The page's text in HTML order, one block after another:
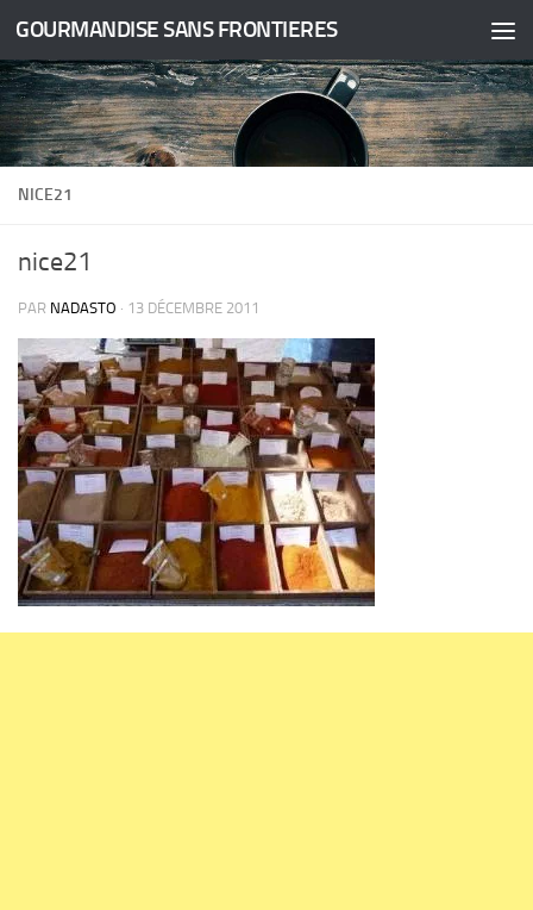
Skip to content
GOURMANDISE SANS FRONTIERES
NICE21
nice21
PAR NADASTO · 13 DÉCEMBRE 2011